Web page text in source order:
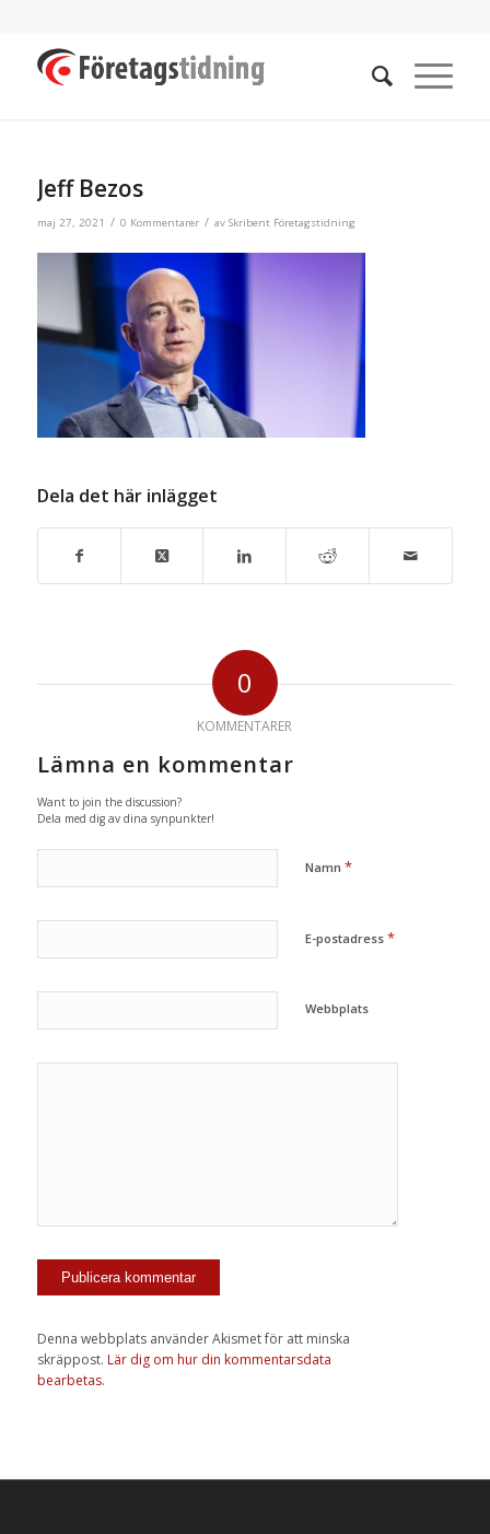
Jeff Bezos
maj 27, 2021 / 0 Kommentarer / av Skribent Företagstidning
Dela det här inlägget
0
KOMMENTARER
Lämna en kommentar
Want to join the discussion?
Dela med dig av dina synpunkter!
Namn *
E-postadress *
Webbplats
Denna webbplats använder Akismet för att minska
skräppost. Lär dig om hur din kommentarsdata
bearbetas.